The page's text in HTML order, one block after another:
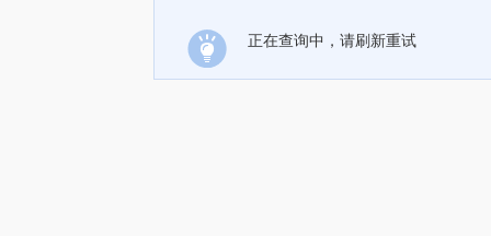
正在查询中，请刷新重试